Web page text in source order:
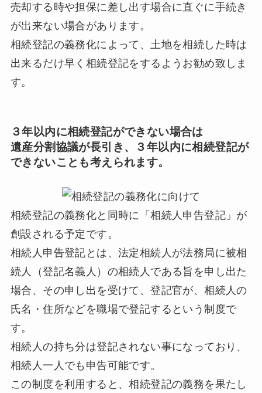
売却する時や担保に差し出す場合に直ぐに手続き
が出来ない場合があります。
相続登記の義務化によって、土地を相続した時は
出来るだけ早く相続登記をするようお勧め致しま
す。
３年以内に相続登記ができない場合は
遺産分割協議が長引き、３年以内に相続登記が
できないことも考えられます。
相続登記の義務化と同時に「相続人申告登記」が
創設される予定です。
相続人申告登記とは、法定相続人が法務局に被相
続人（登記名義人）の相続人である旨を申し出た
場合、その申し出を受けて、登記官が、相続人の
氏名・住所などを職場で登記するという制度で
す。
相続人の持ち分は登記されない事になっており、
相続人一人でも申告可能です。
この制度を利用すると、相続登記の義務を果たし